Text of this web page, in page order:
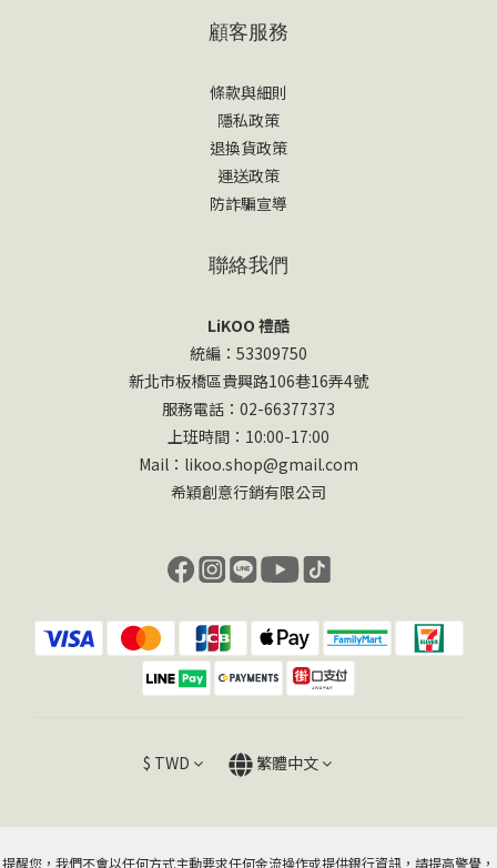
顧客服務
條款與細則
隱私政策
退換貨政策
運送政策
防詐騙宣導
聯絡我們
LiKOO 禮酷
統編：53309750
新北市板橋區貴興路106巷16弄4號
服務電話：02-66377373
上班時間：10:00-17:00
Mail：likoo.shop@gmail.com
希穎創意行銷有限公司
$ TWD 繁體中文
提醒您，我們不會以任何方式主動要求任何金流操作或提供銀行資訊，請提高警覺，